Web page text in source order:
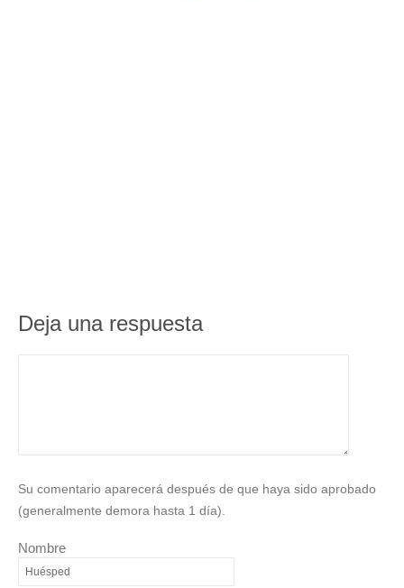
Deja una respuesta
Su comentario aparecerá después de que haya sido aprobado
(generalmente demora hasta 1 día).
Nombre